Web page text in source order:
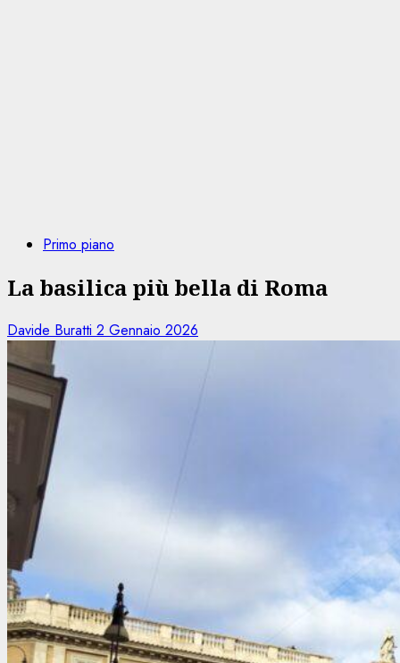
Primo piano
La basilica più bella di Roma
Davide Buratti 2 Gennaio 2026